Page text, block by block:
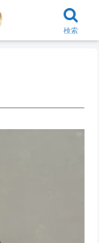
検索